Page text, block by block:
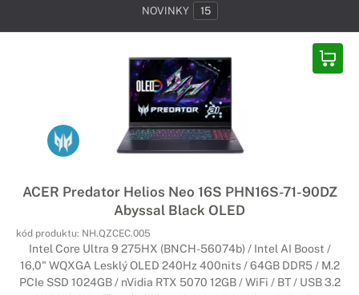
NOVINKY 15
ACER Predator Helios Neo 16S PHN16S-71-90DZ
Abyssal Black OLED
kód produktu: NH.QZCEC.005
Intel Core Ultra 9 275HX (BNCH-56074b) / Intel AI Boost /
16,0" WQXGA Lesklý OLED 240Hz 400nits / 64GB DDR5 / M.2
PCIe SSD 1024GB / nVidia RTX 5070 12GB / WiFi / BT / USB 3.2